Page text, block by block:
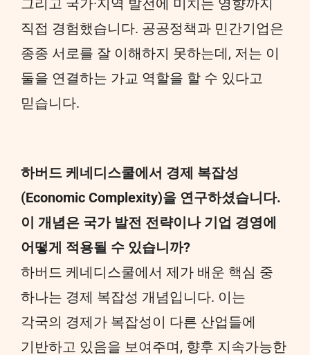
직접 경험했습니다. 공공정책과 민간기업은
종종 서로를 잘 이해하지 못하는데, 저는 이
둘을 연결하는 가교 역할을 할 수 있다고
믿습니다.
하버드 케네디스쿨에서 경제 복잡성
(Economic Complexity)을 연구하셨습니다.
이 개념은 국가 발전 전략이나 기업 경영에
어떻게 적용될 수 있습니까?
하버드 케네디스쿨에서 제가 배운 핵심 중
하나는 경제 복잡성 개념입니다. 이는
각국의 경제가 복잡성이 다른 산업들에
기반하고 있음을 보여주며, 향후 지속가능한